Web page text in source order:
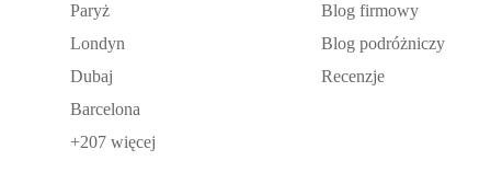
Paryż
Londyn
Dubaj
Barcelona
+207 więcej
Blog firmowy
Blog podróżniczy
Recenzje